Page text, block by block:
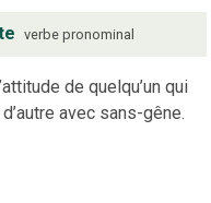
verbe pronominal
de quelqu’un qui
avec sans-gêne.